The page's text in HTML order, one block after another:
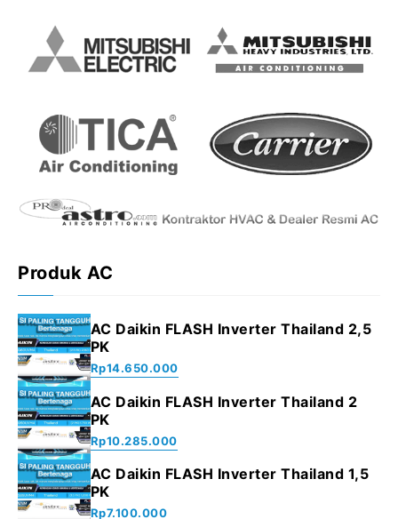
Produk AC
AC Daikin FLASH Inverter Thailand 2,5
PK
Rp14.650.000
AC Daikin FLASH Inverter Thailand 2
PK
Rp10.285.000
AC Daikin FLASH Inverter Thailand 1,5
PK
Rp7.100.000